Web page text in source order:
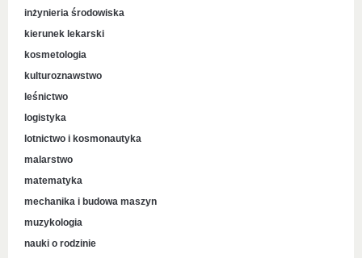
inżynieria środowiska
kierunek lekarski
kosmetologia
kulturoznawstwo
leśnictwo
logistyka
lotnictwo i kosmonautyka
malarstwo
matematyka
mechanika i budowa maszyn
muzykologia
nauki o rodzinie